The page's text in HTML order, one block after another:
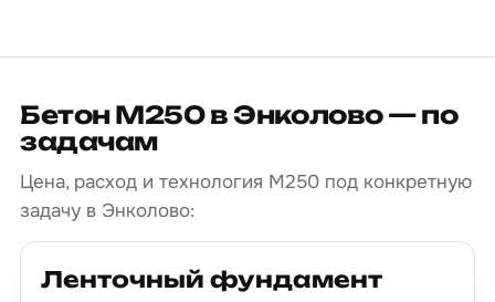
Бетон М250 в Энколово — по
задачам
Цена, расход и технология М250 под конкретную
задачу в Энколово:
Ленточный фундамент